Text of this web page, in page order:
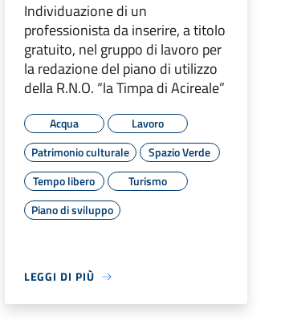
Individuazione di un
professionista da inserire, a titolo
gratuito, nel gruppo di lavoro per
la redazione del piano di utilizzo
della R.N.O. “la Timpa di Acireale”
Acqua
Lavoro
Patrimonio culturale
Spazio Verde
Tempo libero
Turismo
Piano di sviluppo
LEGGI DI PIÙ